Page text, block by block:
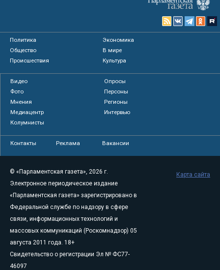
Политика
Экономика
Общество
В мире
Происшествия
Культура
Видео
Опросы
Фото
Персоны
Мнения
Регионы
Медиацентр
Интервью
Колумнисты
Контакты Реклама Вакансии
© «Парламентская газета», 2026 г.
Электронное периодическое издание
«Парламентская газета» зарегистрировано в
Федеральной службе по надзору в сфере
связи, информационных технологий и
массовых коммуникаций (Роскомнадзор) 05
августа 2011 года. 18+
Свидетельство о регистрации Эл № ФС77-
46097
Карта сайта